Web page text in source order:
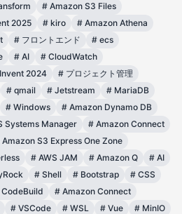
# Amazon S3 Files
2025 # kiro # Amazon Athena
# フロントエンド # ecs
# AI # CloudWatch
2024 # プロジェクト管理
# qmail # Jetstream # MariaDB
# Windows # Amazon Dynamo DB
Systems Manager # Amazon Connect
Amazon S3 Express One Zone
# AWS JAM # Amazon Q # AI
# Shell # Bootstrap # CSS
# Amazon Connect
# VSCode # WSL # Vue # MinIO